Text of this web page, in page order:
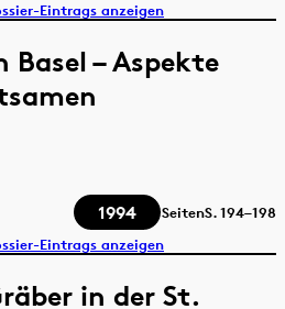
Eintrags anzeigen
Basel – Aspekte
1994 SeitenS.194–198
Eintrags anzeigen
in der St.